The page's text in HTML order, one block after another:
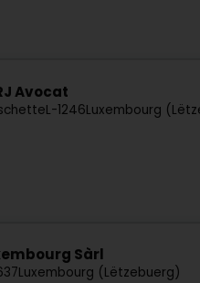
Avocat
L-1246Luxembourg
Sàrl
Luxembourg (Lëtzebuerg)